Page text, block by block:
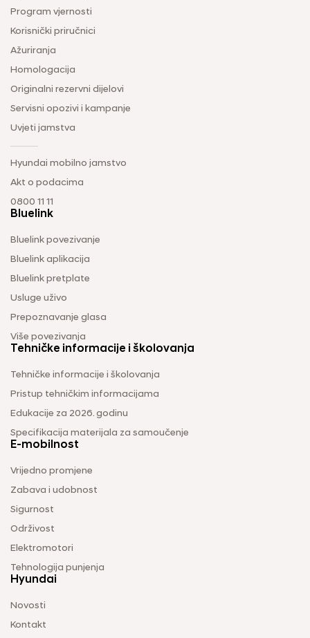
Program vjernosti
Korisnički priručnici
Ažuriranja
Homologacija
Originalni rezervni dijelovi
Servisni opozivi i kampanje
Uvjeti jamstva
Hyundai mobilno jamstvo
Akt o podacima
0800 11 11
Bluelink
Bluelink povezivanje
Bluelink aplikacija
Bluelink pretplate
Usluge uživo
Prepoznavanje glasa
Više povezivanja
Tehničke informacije i školovanja
Tehničke informacije i školovanja
Pristup tehničkim informacijama
Edukacije za 2026. godinu
Specifikacija materijala za samoučenje
E-mobilnost
Vrijedno promjene
Zabava i udobnost
Sigurnost
Održivost
Elektromotori
Tehnologija punjenja
Hyundai
Novosti
Kontakt